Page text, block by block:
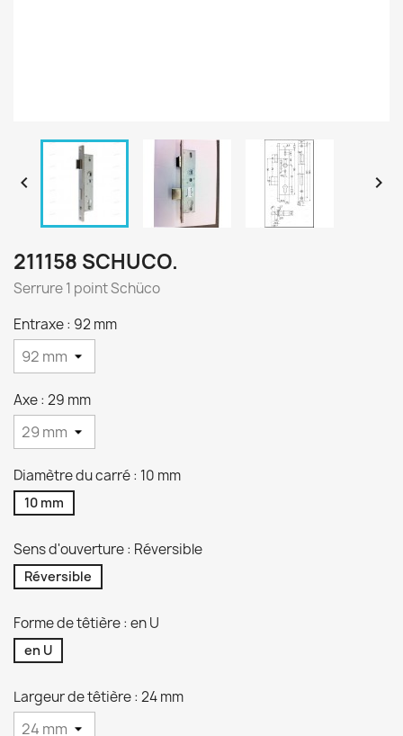
 
211158 SCHUCO.
Serrure 1 point Schüco
Entraxe : 92 mm
Axe : 29 mm
Diamètre du carré : 10 mm
10 mm
Sens d'ouverture : Réversible
Réversible
Forme de têtière : en U
en U
Largeur de têtière : 24 mm